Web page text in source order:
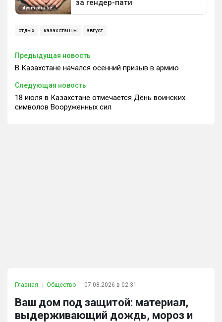
отдых казахстанцы август
Предыдущая новость
В Казахстане начался осенний призыв в армию
Следующая новость
18 июля в Казахстане отмечается День воинских
символов Вооруженных сил
Главная Общество 07.08.2026 в 02:31
Ваш дом под защитой: материал,
выдерживающий дождь, мороз и